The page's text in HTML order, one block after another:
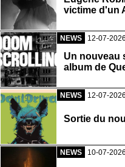
victime d'un
NEWS 12-07-2026
Un nouveau
album de
NEWS 12-07-2026
Sortie du
NEWS 10-07-2026